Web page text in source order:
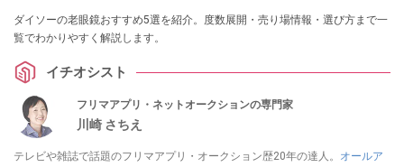
ダイソーの老眼鏡おすすめ5選を紹介。度数展開・売り場情報・選び方まで一
覧でわかりやすく解説します。
イチオシスト
フリマアプリ・ネットオークションの専門家
川崎 さちえ
テレビや雑誌で話題のフリマアプリ・オークション歴20年の達人。 オールア